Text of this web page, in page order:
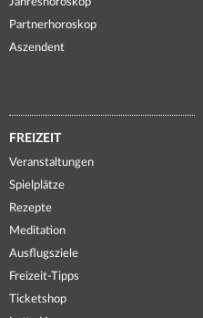
Partnerhoroskop
Aszendent
FREIZEIT
Veranstaltungen
Spielplätze
Rezepte
Meditation
Ausflugsziele
Freizeit-Tipps
Ticketshop